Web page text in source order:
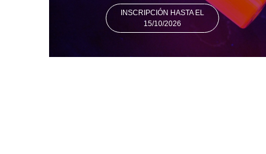
INSCRIPCIÓN HASTA EL
15/10/2026